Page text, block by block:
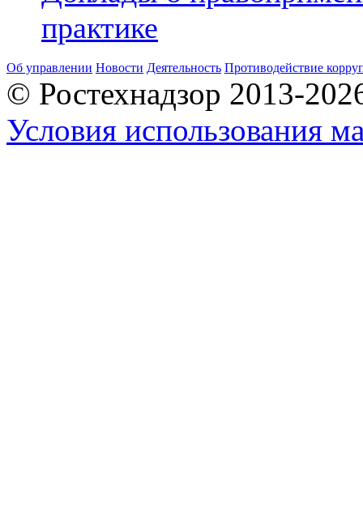
практике
Об управлении Новости Деятельность Противодействие
© Ростехнадзор 2013-
Условия использования